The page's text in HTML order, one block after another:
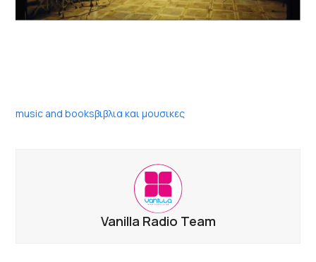
music and booksβιβλια και μουσικες
Vanilla Radio Team